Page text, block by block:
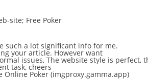
site; Free Poker
such a lot significant info for me.
your article. However want
issues, The website style is perfect,
task, cheers
Online Poker (imgproxy.gamma.app)